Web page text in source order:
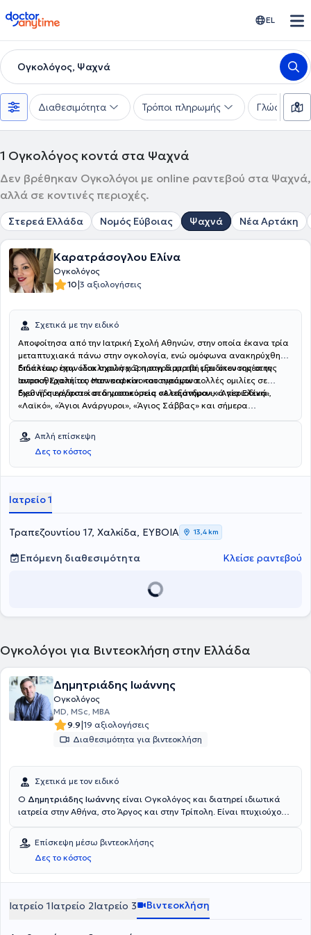
doctoranytime EL
Ογκολόγος, Ψαχνά
Διαθεσιμότητα Τρόποι πληρωμής Γλώσσες
1 Ογκολόγος κοντά στα Ψαχνά
Δεν βρέθηκαν Ογκολόγοι με online ραντεβού στα Ψαχνά,
αλλά σε κοντινές περιοχές.
Στερεά Ελλάδα Νομός Εύβοιας Ψαχνά Νέα Αρτάκη
Καρατράσογλου Ελίνα
Ογκολόγος
10|3 αξιολογήσεις
Σχετικά με την ειδικό
Αποφοίτησα από την Ιατρική Σχολή Αθηνών, στην οποία έκανα τρία
μεταπτυχιακά πάνω στην ογκολογία, ενώ ομόφωνα ανακηρύχθηκα
διδάκτωρ στην ίδια σχολή χάρη στη διατριβή μου στον τομέα της
ανοσοθεραπείας στον καρκίνο του πνεύμονα.
Επιπλέον, έχω ολοκληρώσει 2 προγράμματα εξειδίκευσης στην
Ιατρική Σχολή του Harvard και καταγράφω πολλές ομιλίες σε
διεθνή συνέδρια και δημοσιεύσεις σε επιστημονικά περιοδικά.
Εχω ήδη εργαστεί στα νοσοκομεία «Αλεξάνδρα», «Αγία Ελένη»,
«Λαϊκό», «Άγιοι Ανάργυροι», «Άγιος Σάββας» και σήμερα
εξειδικεύτηκα στον καρκίνο του μαστού στο University College
London Hospital (UCLH) με υποτροφία από την Εταιρεία Ογκολόγων
- Παθολόγων Ελλάδας.
Απλή επίσκεψη
Δες το κόστος
Ιατρείο 1
Τραπεζουντίου 17, Χαλκίδα, ΕΥΒΟΙΑ 13,4 km
Επόμενη διαθεσιμότητα Κλείσε ραντεβού
Ογκολόγοι για Βιντεοκλήση στην Ελλάδα
Δημητριάδης Ιωάννης
Ογκολόγος
MD, MSc, MBA
9.9|19 αξιολογήσεις
Διαθεσιμότητα για βιντεοκλήση
Σχετικά με τον ειδικό
Ο Δημητριάδης Ιωάννης είναι Ογκολόγος και διατηρεί ιδιωτικά
ιατρεία στην Αθήνα, στο Άργος και στην Τρίπολη. Είναι πτυχιούχος
Πατρών και ειδικεύτηκε στην Παθολογία, στην Παθολογική Κλινική
του Γενικού Νοσοκομείου Άργους. Στη συνέχεια ειδικεύτηκε στην
Αιματολογία, στο Αιματολογικό Τμήμα του Γενικού Νοσοκομείου
Αθηνών "Αλεξάνδρα" και στην Παθολογική Ογκολογία, στην
στην Ογκολογική - Αιματολογική Μονάδα της Θεραπευτικής
Κλινικής του Γενικού Νοσοκομείου Αθηνών "Αλεξάνδρα". Επιπλέον,
Επίσκεψη μέσω βιντεοκλήσης
Δες το κόστος
Ιατρείο 1Ιατρείο 2Ιατρείο 3 Βιντεοκλήση